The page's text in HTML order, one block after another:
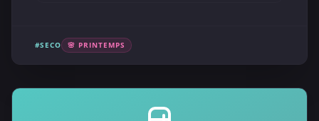
#SECO 🌸 PRINTEMPS